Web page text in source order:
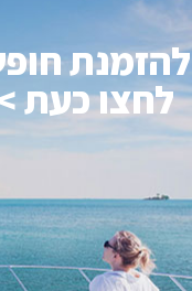
להזמנת
לחצו כעת